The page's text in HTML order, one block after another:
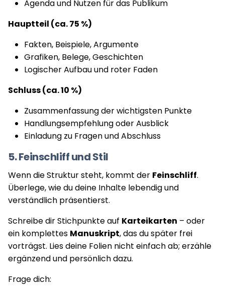
Agenda und Nutzen für das Publikum
Hauptteil (ca. 75 %)
Fakten, Beispiele, Argumente
Grafiken, Belege, Geschichten
Logischer Aufbau und roter Faden
Schluss (ca. 10 %)
Zusammenfassung der wichtigsten Punkte
Handlungsempfehlung oder Ausblick
Einladung zu Fragen und Abschluss
5. Feinschliff und Stil
Wenn die Struktur steht, kommt der Feinschliff.
Überlege, wie du deine Inhalte lebendig und
verständlich präsentierst.
Schreibe dir Stichpunkte auf Karteikarten – oder
ein komplettes Manuskript, das du später frei
vorträgst. Lies deine Folien nicht einfach ab; erzähle
ergänzend und persönlich dazu.
Frage dich: